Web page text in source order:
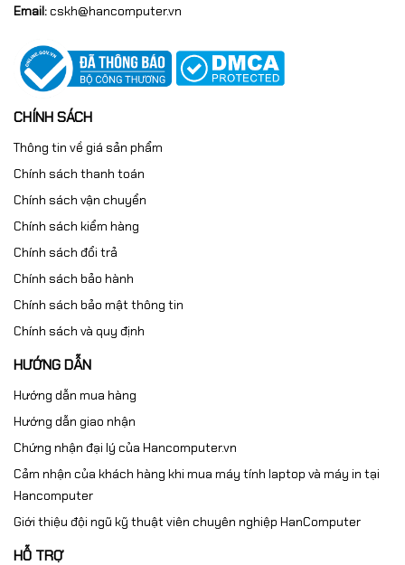
27GS60QC-B
Kích thước: 27 inch
Độ phân giải: QHD (2560x1440)
Tấm nền: VA
Độ cong: 1000R
Tần số quét: 180Hz
Thời gian phản hồi: 1ms
Độ sáng: 300cd/m²
Công nghệ: AMD FreeSync™, AdaptiveSync
🎯 Ai Nên Chọn LG
27GS60QC-B?
✔ Game thủ FPS chuyên nghiệp
✔ Người chơi Esports
Email:cskh@hancomputer.vn
CHÍNH SÁCH
Thông tin về giá sản phẩm
Chính sách thanh toán
Chính sách vận chuyển
Chính sách kiểm hàng
Chính sách đổi trả
Chính sách bảo hành
Chính sách bảo mật thông tin
Chính sách và quy định
HƯỚNG DẪN
Hướng dẫn mua hàng
Hướng dẫn giao nhận
Chứng nhận đại lý của Hancomputer.vn
Cảm nhận của khách hàng khi mua máy tính laptop và máy in tại
Hancomputer
Giới thiệu đội ngũ kỹ thuật viên chuyên nghiệp HanComputer
HỖ TRỢ